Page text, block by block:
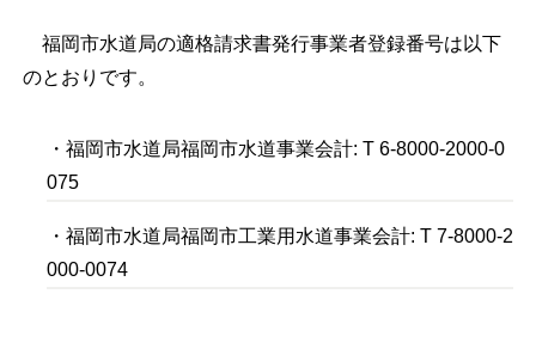
福岡市水道局の適格請求書発行事業者登録番号は以下
のとおりです。
・福岡市水道局福岡市水道事業会計: T 6-8000-2000-0
075
・福岡市水道局福岡市工業用水道事業会計: T 7-8000-2
000-0074